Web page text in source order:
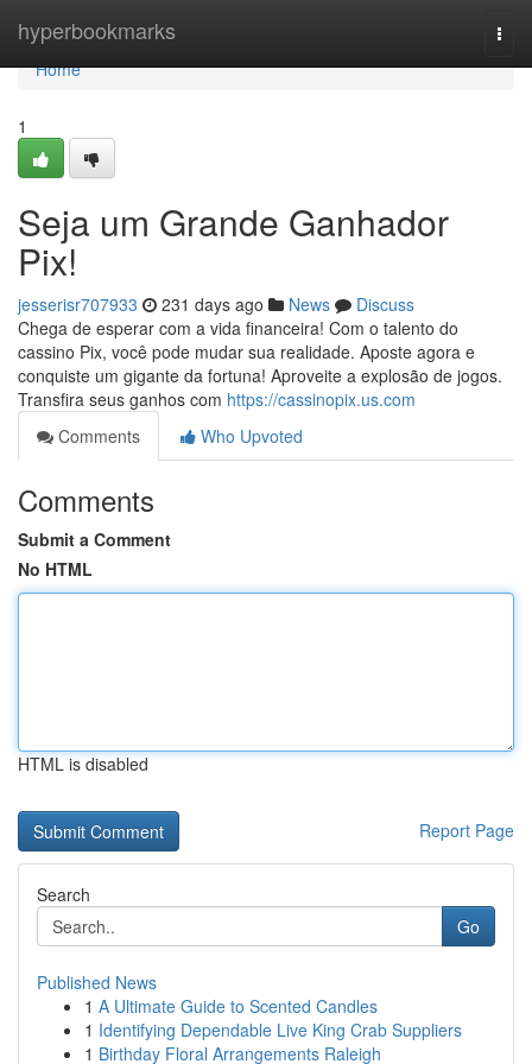
hyperbookmarks
Home
Home
1
Seja um Grande Ganhador
Pix!
jesserisr707933 231 days ago News
Discuss
Chega de esperar com a vida financeira! Com o talento do
cassino Pix, você pode mudar sua realidade. Aposte agora e
conquiste um gigante da fortuna! Aproveite a explosão de jogos.
Transfira seus ganhos com https://cassinopix.us.com
Comments
Who Upvoted
Comments
Submit a Comment
No HTML
HTML is disabled
Report Page
Search
Go
Published News
1 A Ultimate Guide to Scented Candles
1 Identifying Dependable Live King Crab Suppliers
1 Birthday Floral Arrangements Raleigh